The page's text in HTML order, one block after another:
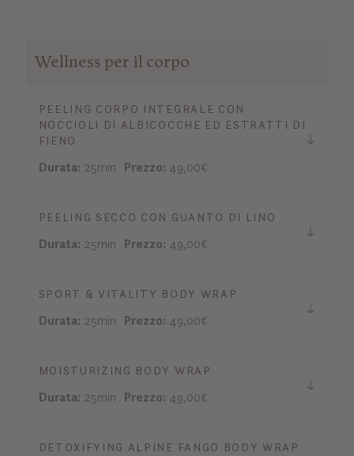
Wellness per il corpo
PEELING CORPO INTEGRALE CON
NOCCIOLI DI ALBICOCCHE ED ESTRATTI DI
FIENO
Durata: 25min Prezzo: 49,00€
PEELING SECCO CON GUANTO DI LINO
Durata: 25min Prezzo: 49,00€
SPORT & VITALITY BODY WRAP
Durata: 25min Prezzo: 49,00€
MOISTURIZING BODY WRAP
Durata: 25min Prezzo: 49,00€
DETOXIFYING ALPINE FANGO BODY WRAP